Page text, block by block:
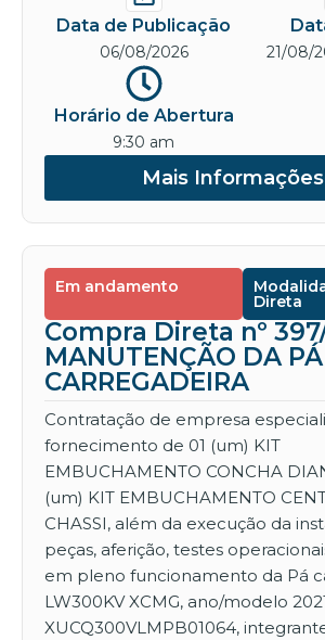
Data de Publicação
06/08/2026 21/08/
Horário de Abertura
9:30 am
Mais Informações
Em andamento
Direta
Compra Direta nº
MANUTENÇÃO DA PÁ
CARREGADEIRA
Contratação de empresa
fornecimento de 01 (um) KIT
EMBUCHAMENTO CONCHA
(um) KIT EMBUCHAMENTO
CHASSI, além da execução da
peças, aferição, testes
em pleno funcionamento da Pá
LW300KV XCMG, ano/modelo
XUCQ300VLMPB01064,